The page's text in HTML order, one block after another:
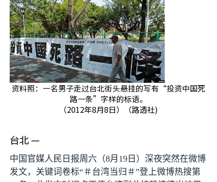
资料照：一名男子走过台北街头悬挂的写有“投资中国死
路一条”字样的标语。
（2012年8月8日）（路透社)
台北 —
中国官媒人民日报周六（8月 19 日）深夜突然在微博
发文，关键词卷标“＃台湾当归＃”登上微博热搜第